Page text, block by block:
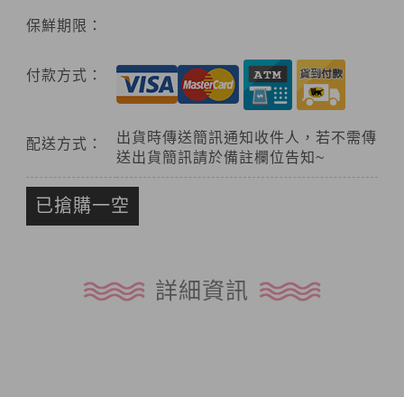
保鮮期限：
付款方式：
配送方式：
出貨時傳送簡訊通知收件人，若不需傳
送出貨簡訊請於備註欄位告知~
已搶購一空
詳細資訊